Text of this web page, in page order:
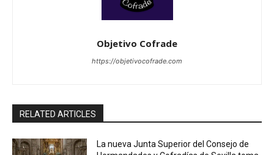
Objetivo Cofrade
https://objetivocofrade.com
RELATED ARTICLES
La nueva Junta Superior del Consejo de